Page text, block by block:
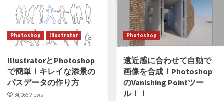
Photoshop Illustrator
IllustratorとPhotoshop
で簡単！キレイな添景の
パスデータの作り方
34,066 Views
Photoshop
遠近感に合わせて自動で
画像を合成！Photoshop
のVanishing Pointツー
ル！！